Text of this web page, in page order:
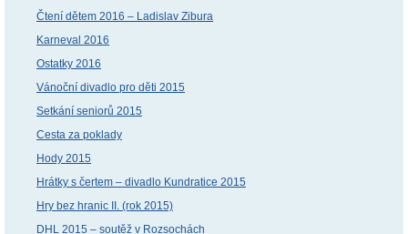
Čtení dětem 2016 – Ladislav Zibura
Karneval 2016
Ostatky 2016
Vánoční divadlo pro děti 2015
Setkání seniorů 2015
Cesta za poklady
Hody 2015
Hrátky s čertem – divadlo Kundratice 2015
Hry bez hranic II. (rok 2015)
DHL 2015 – soutěž v Rozsochách